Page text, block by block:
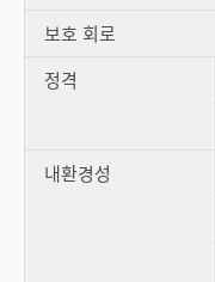
보호 회로
정격
내환경성